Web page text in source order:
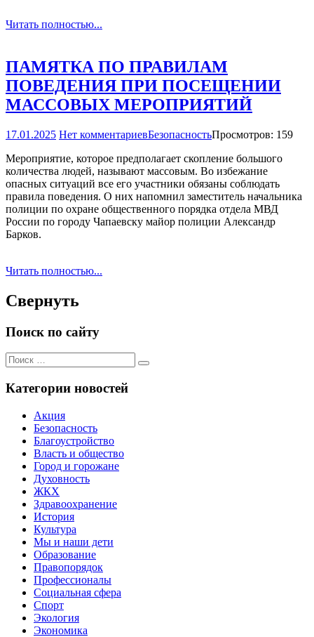
Читать полностью...
ПАМЯТКА ПО ПРАВИЛАМ
ПОВЕДЕНИЯ ПРИ ПОСЕЩЕНИИ
МАССОВЫХ МЕРОПРИЯТИЙ
17.01.2025 Нет комментариевБезопасностьПросмотров: 159
Мероприятие, которое предполагает скопление большого
количества людей, называют массовым. Во избежание
опасных ситуаций все его участники обязаны соблюдать
правила поведения. О них напомнил заместитель начальника
полиции по охране общественного порядка отдела МВД
России по городу Чапаевску майор полиции Александр
Барков.
Читать полностью...
Свернуть
Поиск по сайту
Поиск
для:
Поиск
Категории новостей
Акция
Безопасность
Благоустройство
Власть и общество
Город и горожане
Духовность
ЖКХ
Здравоохранение
История
Культура
Мы и наши дети
Образование
Правопорядок
Профессионалы
Социальная сфера
Спорт
Экология
Экономика